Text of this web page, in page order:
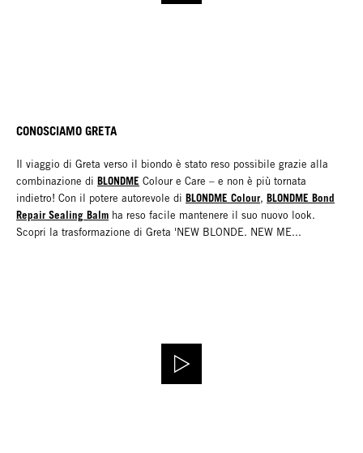
CONOSCIAMO GRETA
Il viaggio di Greta verso il biondo è stato reso possibile grazie alla
combinazione di BLONDME Colour e Care – e non è più tornata
indietro! Con il potere autorevole di BLONDME Colour, BLONDME Bond
Repair Sealing Balm ha reso facile mantenere il suo nuovo look.
Scopri la trasformazione di Greta 'NEW BLONDE. NEW ME...